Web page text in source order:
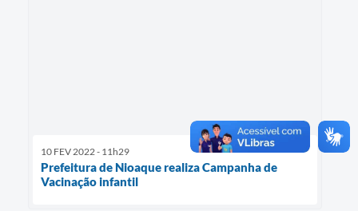
10 FEV 2022 - 11h29
Prefeitura de Nioaque realiza Campanha de
Vacinação infantil